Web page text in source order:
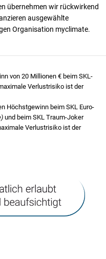
übernehmen wir rück­wirkend
ausgewählte
Organisation myclimate.
von 20 Millionen € beim SKL-
Verlustrisiko ist der
Höchstgewinn beim SKL Euro-
und beim SKL Traum-Joker
Verlustrisiko ist der